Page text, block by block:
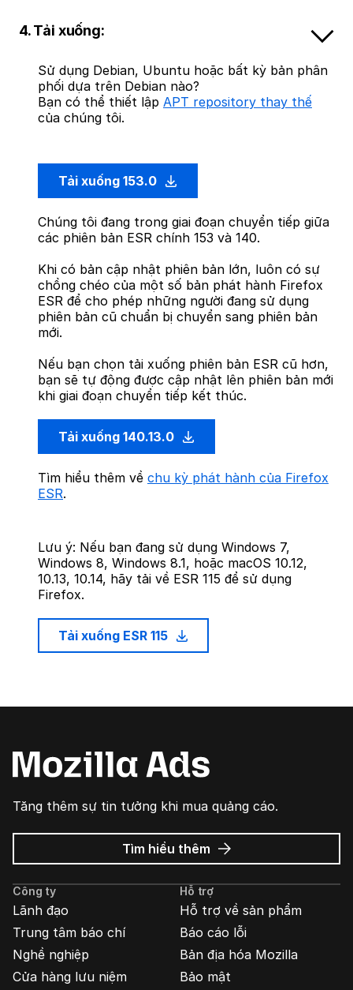
4. Tải xuống:
Sử dụng Debian, Ubuntu hoặc bất kỳ bản phân
phối dựa trên Debian nào?
Bạn có thể thiết lập APT repository thay thế
của chúng tôi.
Tải xuống 153.0
Chúng tôi đang trong giai đoạn chuyển tiếp giữa
các phiên bản ESR chính 153 và 140.
Khi có bản cập nhật phiên bản lớn, luôn có sự
chồng chéo của một số bản phát hành Firefox
ESR để cho phép những người đang sử dụng
phiên bản cũ chuẩn bị chuyển sang phiên bản
mới.
Nếu bạn chọn tải xuống phiên bản ESR cũ hơn,
bạn sẽ tự động được cập nhật lên phiên bản mới
khi giai đoạn chuyển tiếp kết thúc.
Tải xuống 140.13.0
Tìm hiểu thêm về chu kỳ phát hành của Firefox
ESR.
Lưu ý: Nếu bạn đang sử dụng Windows 7,
Windows 8, Windows 8.1, hoặc macOS 10.12,
10.13, 10.14, hãy tải về ESR 115 để sử dụng
Firefox.
Tải xuống ESR 115
Tăng thêm sự tin tưởng khi mua quảng cáo.
Tìm hiểu thêm về
Quảng
cáo
Công ty
Lãnh đạo
Trung tâm báo chí
Nghề nghiệp
Cửa hàng lưu niệm
Hỗ trợ
Hỗ trợ về sản phẩm
Báo cáo lỗi
Bản địa hóa Mozilla
Bảo mật